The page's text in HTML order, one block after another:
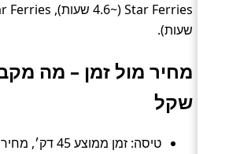
שעות).
מחיר מול זמן – מה
שקל